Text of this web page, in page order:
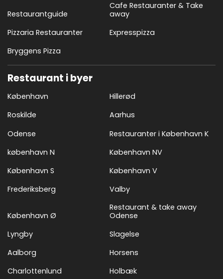
Restaurantguide
Cafe Restauranter & Take
away
Pizzaria Restauranter
Expresspizza
Bryggens Pizza
Restaurant i byer
København
Hillerød
Roskilde
Aarhus
Odense
Restauranter i København K
københavn N
København NV
København S
København V
Frederiksberg
Valby
København Ø
Restaurant & take away
Odense
Lyngby
Slagelse
Aalborg
Horsens
Charlottenlund
Holbæk